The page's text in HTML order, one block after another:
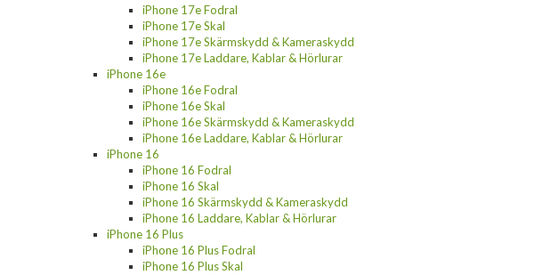
iPhone 17e Fodral
iPhone 17e Skal
iPhone 17e Skärmskydd & Kameraskydd
iPhone 17e Laddare, Kablar & Hörlurar
iPhone 16e
iPhone 16e Fodral
iPhone 16e Skal
iPhone 16e Skärmskydd & Kameraskydd
iPhone 16e Laddare, Kablar & Hörlurar
iPhone 16
iPhone 16 Fodral
iPhone 16 Skal
iPhone 16 Skärmskydd & Kameraskydd
iPhone 16 Laddare, Kablar & Hörlurar
iPhone 16 Plus
iPhone 16 Plus Fodral
iPhone 16 Plus Skal